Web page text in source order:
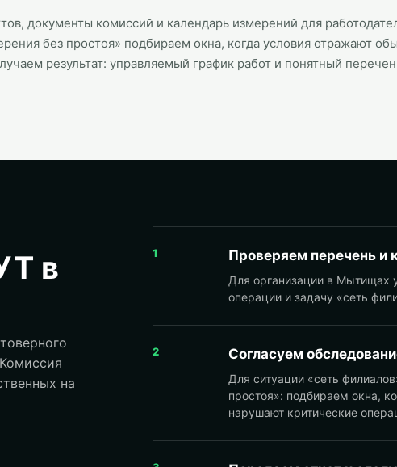
документы комиссий и календарь измерений для
без простоя» подбираем окна, когда условия отражают
результат: управляемый график работ и понятный
в
на
1 Проверяем перечень и
Для организации в Мытищах
операции и задачу «сеть
2 Согласуем
Для ситуации «сеть
простоя»: подбираем окна,
нарушают критические